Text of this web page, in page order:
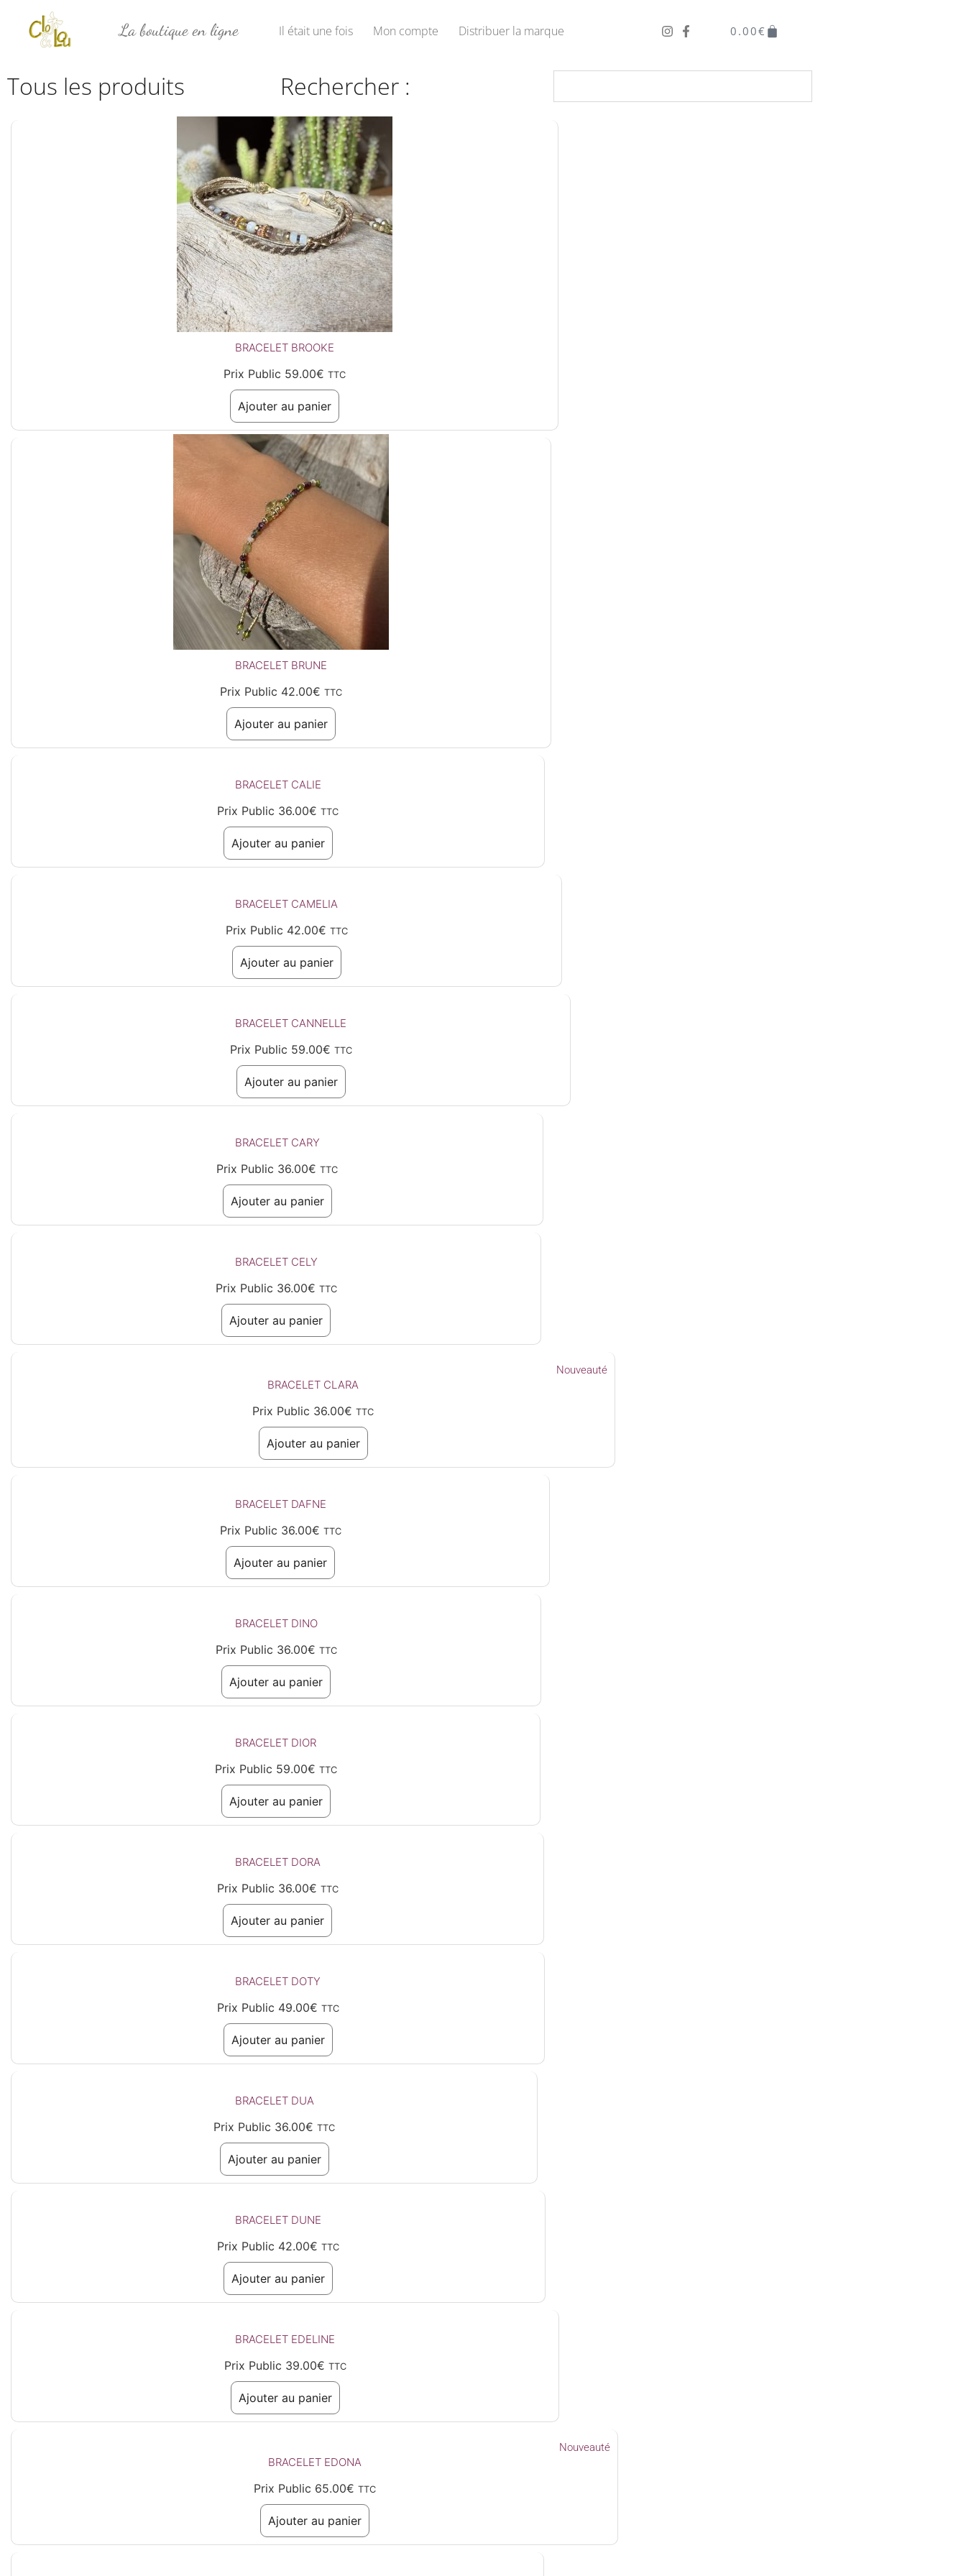
La boutique en ligne Il était une fois Mon compte Distribuer la marque 0.00€
Tous les produits Rechercher :
BRACELET BROOKE
Prix Public 59.00€ TTC
Ajouter au panier
BRACELET BRUNE
Prix Public 42.00€ TTC
Ajouter au panier
BRACELET CALIE
Prix Public 36.00€ TTC
Ajouter au panier
BRACELET CAMELIA
Prix Public 42.00€ TTC
Ajouter au panier
BRACELET CANNELLE
Prix Public 59.00€ TTC
Ajouter au panier
BRACELET CARY
Prix Public 36.00€ TTC
Ajouter au panier
BRACELET CELY
Prix Public 36.00€ TTC
Ajouter au panier
Nouveauté
BRACELET CLARA
Prix Public 36.00€ TTC
Ajouter au panier
BRACELET DAFNE
Prix Public 36.00€ TTC
Ajouter au panier
BRACELET DINO
Prix Public 36.00€ TTC
Ajouter au panier
BRACELET DIOR
Prix Public 59.00€ TTC
Ajouter au panier
BRACELET DORA
Prix Public 36.00€ TTC
Ajouter au panier
BRACELET DOTY
Prix Public 49.00€ TTC
Ajouter au panier
BRACELET DUA
Prix Public 36.00€ TTC
Ajouter au panier
BRACELET DUNE
Prix Public 42.00€ TTC
Ajouter au panier
BRACELET EDELINE
Prix Public 39.00€ TTC
Ajouter au panier
Nouveauté
BRACELET EDONA
Prix Public 65.00€ TTC
Ajouter au panier